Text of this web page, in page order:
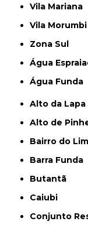
Vila Mariana
Vila Morumbi
Zona Sul
Água
Água Funda
Alto da Lapa
Alto de
Bairro do
Barra Funda
Butantã
Caiubi
Conjunto